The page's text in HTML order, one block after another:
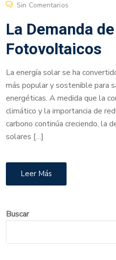
Sin Comentarios
La Demanda
Fotovoltaicos
La energía solar se ha
más popular y sostenible para
energéticas. A medida que la
climático y la importancia de
carbono continúa creciendo, la
solares […]
Leer Más
Buscar